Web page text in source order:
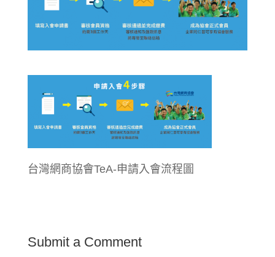
台灣網商協會TeA-申請入會流程圖
Submit a Comment